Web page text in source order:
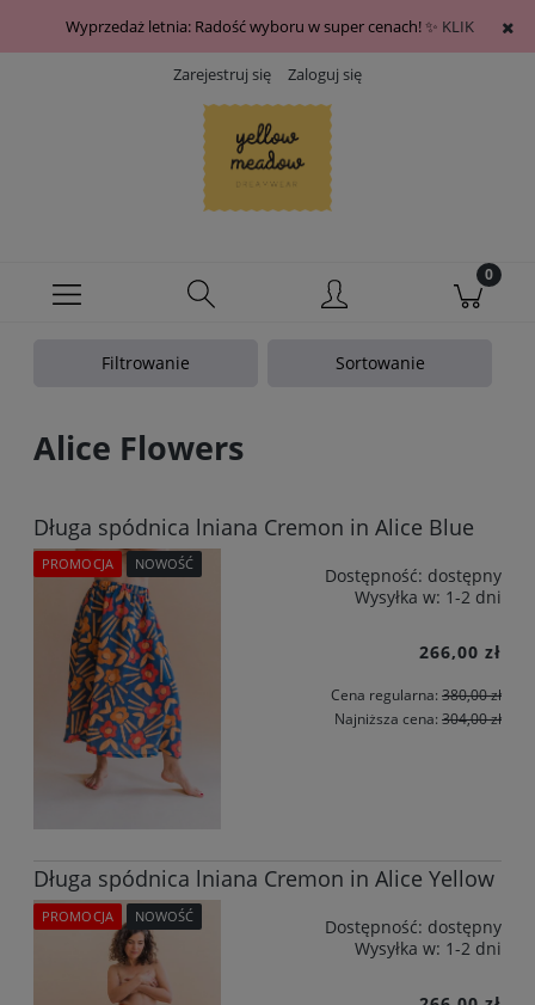
Wyprzedaż letnia: Radość wyboru w super cenach! ✨ KLIK
Zarejestruj się Zaloguj się
Filtrowanie Sortowanie
Alice Flowers
Długa spódnica lniana Cremon in Alice Blue
Dostępność: dostępny
Wysyłka w: 1-2 dni
266,00 zł
Cena regularna: 380,00 zł
Najniższa cena: 304,00 zł
PROMOCJA NOWOŚĆ
Długa spódnica lniana Cremon in Alice Yellow
Dostępność: dostępny
Wysyłka w: 1-2 dni
PROMOCJA NOWOŚĆ